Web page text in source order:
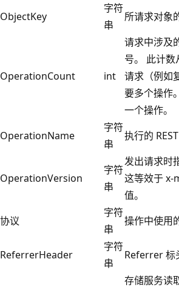
ObjectKey
字符
串
所请求对象
OperationCount int
请求中涉及
号。 此计数
请求（例如
要多个操作
一个操作。
OperationName
字符
串
执行的
OperationVersion
字符
串
发出请求时
这等效于 x-
值。
协议
字符
串
操作中使用
ReferrerHeader
字符
串
Referrer 标
存储服务读